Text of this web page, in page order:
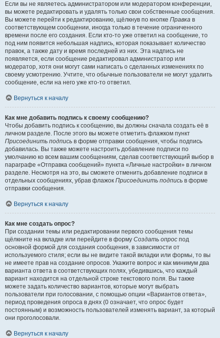
Если вы не являетесь администратором или модератором конференции,
вы можете редактировать и удалять только свои собственные сообщения.
Вы можете перейти к редактированию, щёлкнув по кнопке Правка в
соответствующем сообщении, иногда только в течение ограниченного
времени после его создания. Если кто-то уже ответил на сообщение, то
под ним появится небольшая надпись, которая показывает количество
правок, а также дату и время последней из них. Эта надпись не
появляется, если сообщение редактировал администратор или
модератор, хотя они могут сами написать о сделанных изменениях по
своему усмотрению. Учтите, что обычные пользователи не могут удалить
сообщение, если на него уже кто-то ответил.
Вернуться к началу
Как мне добавить подпись к своему сообщению?
Чтобы добавить подпись к сообщению, вы должны сначала создать её в
личном разделе. После этого вы можете отметить флажком пункт
Присоединить подпись в форме отправки сообщения, чтобы подпись
добавилась. Вы также можете настроить добавление подписи по
умолчанию ко всем вашим сообщениям, сделав соответствующий выбор в
параграфе «Отправка сообщений» пункта «Личные настройки» в личном
разделе. Несмотря на это, вы сможете отменить добавление подписи в
отдельных сообщениях, убрав флажок Присоединить подпись в форме
отправки сообщения.
Вернуться к началу
Как мне создать опрос?
При создании темы или редактировании первого сообщения темы
щёлкните на вкладке или перейдите в форму Создать опрос под
основной формой для создания сообщения, в зависимости от
используемого стиля; если вы не видите такой вкладки или формы, то вы
не имеете прав на создание опросов. Укажите вопрос и как минимум два
варианта ответа в соответствующих полях, убедившись, что каждый
вариант находится на отдельной строке текстового поля. Вы также
можете задать количество вариантов, которые могут выбрать
пользователи при голосовании, с помощью опции «Вариантов ответа»,
период проведения опроса в днях (0 означает, что опрос будет
постоянным) и возможность пользователей изменять вариант, за который
они проголосовали.
Вернуться к началу